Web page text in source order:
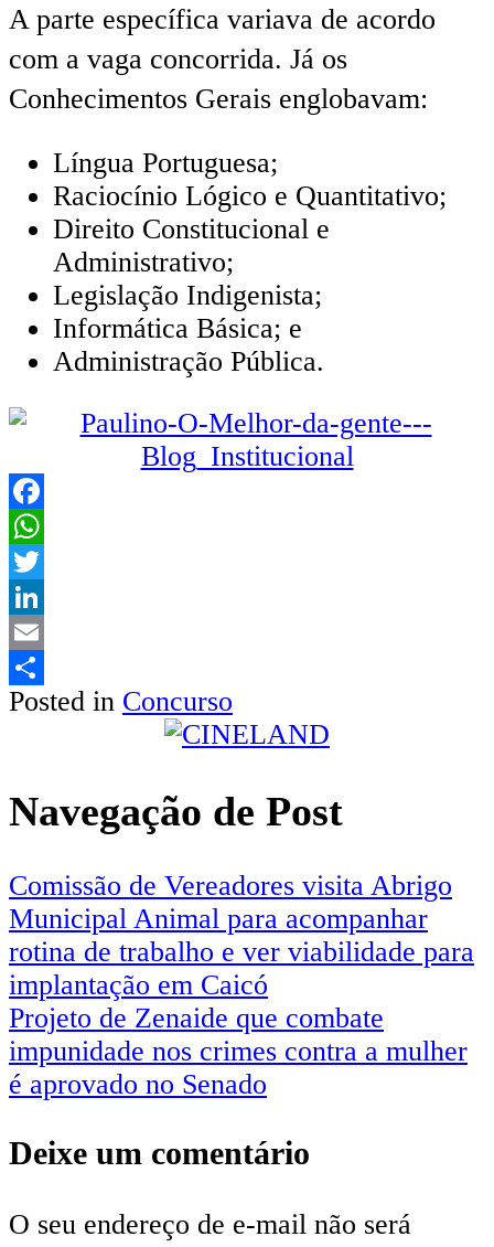
A parte específica variava de acordo
com a vaga concorrida. Já os
Conhecimentos Gerais englobavam:
Língua Portuguesa;
Raciocínio Lógico e Quantitativo;
Direito Constitucional e
Administrativo;
Legislação Indigenista;
Informática Básica; e
Administração Pública.
Facebook
WhatsApp
Twitter
LinkedIn
Email
Share
Posted in Concurso
Navegação de Post
Comissão de Vereadores visita Abrigo
Municipal Animal para acompanhar
rotina de trabalho e ver viabilidade para
implantação em Caicó
Projeto de Zenaide que combate
impunidade nos crimes contra a mulher
é aprovado no Senado
Deixe um comentário
O seu endereço de e-mail não será